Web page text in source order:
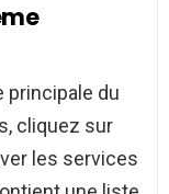
principale du
cliquez sur
les services